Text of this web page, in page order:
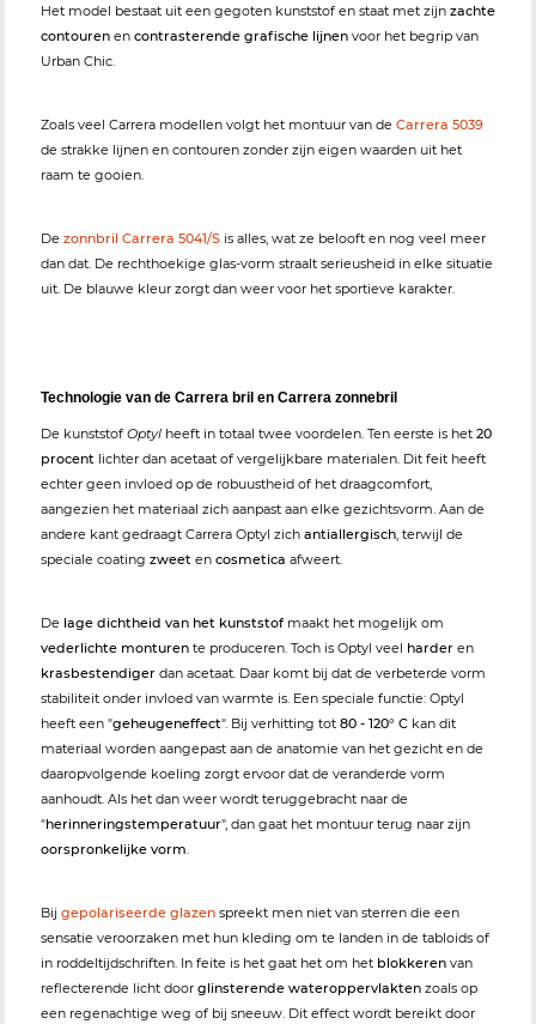
Het model bestaat uit een gegoten kunststof en staat met zijn zachte
contouren en contrasterende grafische lijnen voor het begrip van
Urban Chic.
Zoals veel Carrera modellen volgt het montuur van de Carrera 5039
de strakke lijnen en contouren zonder zijn eigen waarden uit het
raam te gooien.
De zonnbril Carrera 5041/S is alles, wat ze belooft en nog veel meer
dan dat. De rechthoekige glas-vorm straalt serieusheid in elke situatie
uit. De blauwe kleur zorgt dan weer voor het sportieve karakter.
Technologie van de Carrera bril en Carrera zonnebril
De kunststof Optyl heeft in totaal twee voordelen. Ten eerste is het 20
procent lichter dan acetaat of vergelijkbare materialen. Dit feit heeft
echter geen invloed op de robuustheid of het draagcomfort,
aangezien het materiaal zich aanpast aan elke gezichtsvorm. Aan de
andere kant gedraagt Carrera Optyl zich antiallergisch, terwijl de
speciale coating zweet en cosmetica afweert.
De lage dichtheid van het kunststofmaakt het mogelijk om
vederlichte monturen te produceren. Toch is Optyl veel harder en
krasbestendiger dan acetaat. Daar komt bij dat de verbeterde vorm
stabiliteit onder invloed van warmte is. Een speciale functie: Optyl
heeft een "geheugeneffect". Bij verhitting tot 80 - 120° C kan dit
materiaal worden aangepast aan de anatomie van het gezicht en de
daaropvolgende koeling zorgt ervoor dat de veranderde vorm
aanhoudt. Als het dan weer wordt teruggebracht naar de
"herinneringstemperatuur", dan gaat het montuur terug naar zijn
oorspronkelijke vorm.
Bij gepolariseerde glazen spreekt men niet van sterren die een
sensatie veroorzaken met hun kleding om te landen in de tabloids of
in roddeltijdschriften. In feite is het gaat het om het blokkeren van
reflecterende licht door glinsterende wateroppervlakten zoals op
een regenachtige weg of bij sneeuw. Dit effect wordt bereikt door